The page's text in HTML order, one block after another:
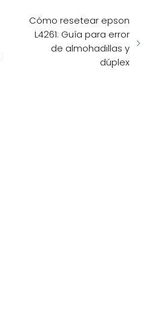
Cómo resetear epson
L4261: Guía para error
de almohadillas y
dúplex